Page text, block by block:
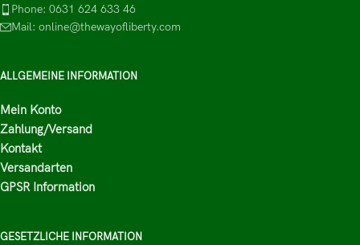
Phone: 0631 624 633 46
Mail: online@thewayofliberty.com
ALLGEMEINE INFORMATION
Mein Konto
Zahlung/Versand
Kontakt
Versandarten
GPSR Information
GESETZLICHE INFORMATION